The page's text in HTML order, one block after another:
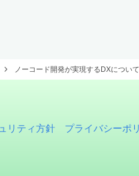
ノーコード開発が実現するDXについ
リティ方針 プライバシーポ